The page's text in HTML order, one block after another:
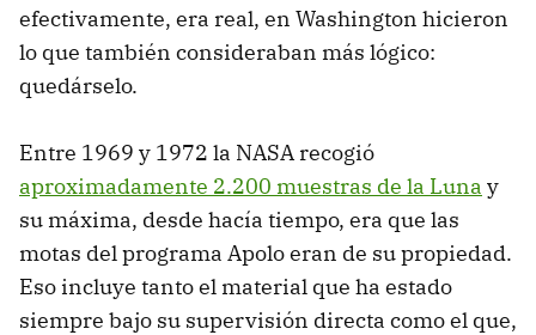
efectivamente, era real, en Washington hicieron
lo que también consideraban más lógico:
quedárselo.
Entre 1969 y 1972 la NASA recogió
aproximadamente 2.200 muestras de la Luna y
su máxima, desde hacía tiempo, era que las
motas del programa Apolo eran de su propiedad.
Eso incluye tanto el material que ha estado
siempre bajo su supervisión directa como el que,